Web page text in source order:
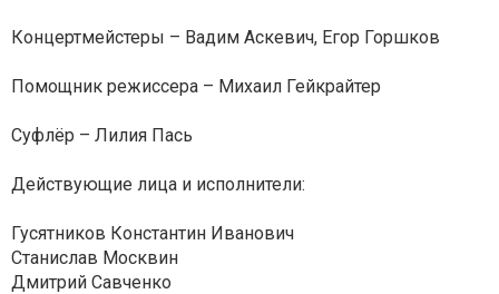
Концертмейстеры – Вадим Аскевич, Егор Горшков
Помощник режиссера – Михаил Гейкрайтер
Суфлёр – Лилия Пась
Действующие лица и исполнители:
Гусятников Константин Иванович
Станислав Москвин
Дмитрий Савченко